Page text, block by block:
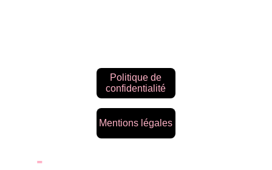
Politique de
confidentialité
Mentions légales
-